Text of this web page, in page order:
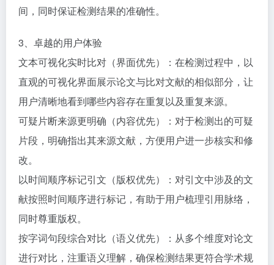
间，同时保证检测结果的准确性。​
3、卓越的用户体验​
文本可视化实时比对（界面优先）：在检测过程中，以
直观的可视化界面展示论文与比对文献的相似部分，让
用户清晰地看到哪些内容存在重复以及重复来源。​
可疑片断来源更明确（内容优先）：对于检测出的可疑
片段，明确指出其来源文献，方便用户进一步核实和修
改。​
以时间顺序标记引文（版权优先）：对引文中涉及的文
献按照时间顺序进行标记，有助于用户梳理引用脉络，
同时尊重版权。​
按字词句段综合对比（语义优先）：从多个维度对论文
进行对比，注重语义理解，确保检测结果更符合学术规